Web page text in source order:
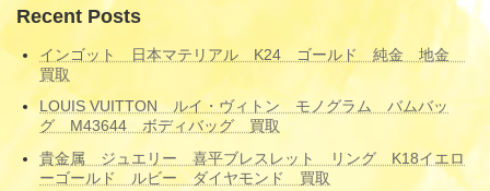
Recent Posts
インゴット 日本マテリアル K24 ゴールド 純金 地金
買取
LOUIS VUITTON ルイ・ヴィトン モノグラム バムバッ
グ M43644 ボディバッグ 買取
貴金属 ジュエリー 喜平ブレスレット リング K18イエロ
ーゴールド ルビー ダイヤモンド 買取